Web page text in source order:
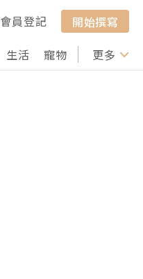
會員登記
開始撰寫
生活 寵物 行山 打卡
更多